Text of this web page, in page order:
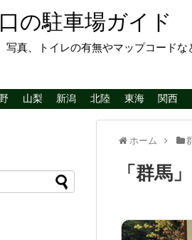
の駐車場ガイド
真、トイレの有無やマップコードな
山梨 新潟 北陸 東海 関西
ホーム
「 群馬 」